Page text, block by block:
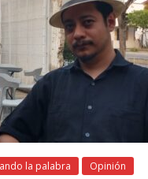
la palabra Opinión